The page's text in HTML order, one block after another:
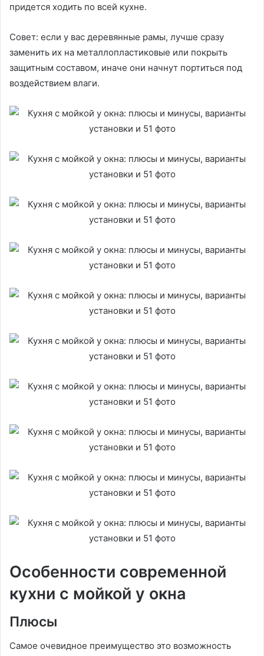
придется ходить по всей кухне.
Совет: если у вас деревянные рамы, лучше сразу
заменить их на металлопластиковые или покрыть
защитным составом, иначе они начнут портиться под
воздействием влаги.
Особенности современной
кухни с мойкой у окна
Плюсы
Самое очевидное преимущество это возможность